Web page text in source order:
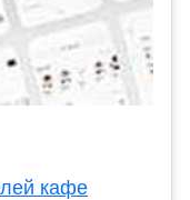
кафе